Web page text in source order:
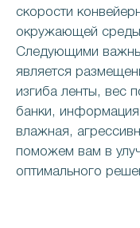
скорости
окружающей
Следующими
является
изгиба ленты, вес
банки, информация
влажная,
поможем вам в
оптимального